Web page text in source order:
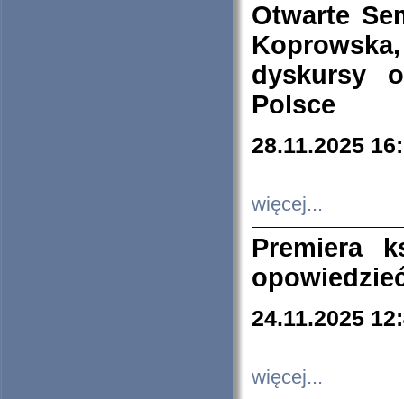
Otwarte
dyskursy
Polsce
28.11.2025
więcej...
Premiera
24.11.2025
więcej...